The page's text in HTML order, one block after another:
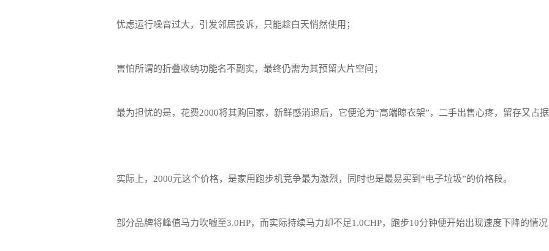
忧虑运行噪音过大，引发邻居投诉，只能趁白天悄然使用；
害怕所谓的折叠收纳功能名不副实，最终仍需为其预留大片空间；
最为担忧的是，花费2000将其购回家，新鲜感消退后，它便沦为“高端晾衣架”，二手出售心疼，留存又占据
实际上，2000元这个价格，是家用跑步机竞争最为激烈，同时也是最易买到“电子垃圾”的价格段。
部分品牌将峰值马力吹嘘至3.0HP，而实际持续马力却不足1.0CHP，跑步10分钟便开始出现速度下降的情况